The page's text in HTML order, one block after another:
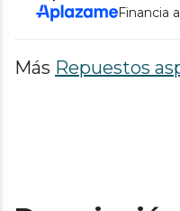
Financia
Más Repuestos